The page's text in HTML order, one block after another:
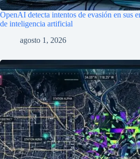
Nombre*
Correo electrónico*
Web
Añadir comentario*